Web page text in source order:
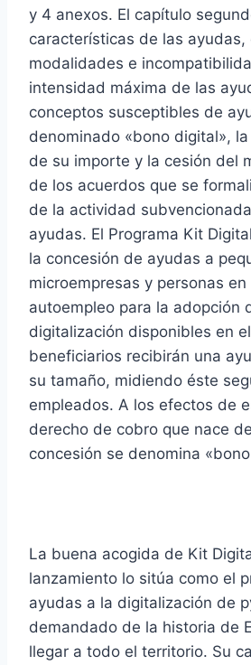
y 4 anexos. El capítulo
características de las ayudas,
modalidades e
intensidad máxima de las
conceptos susceptibles de
denominado «bono digital»,
de su importe y la cesión del
de los acuerdos que se
de la actividad
ayudas. El Programa Kit
la concesión de ayudas a
microempresas y personas
autoempleo para la adopción
digitalización disponibles en
beneficiarios recibirán una
su tamaño, midiendo éste
empleados. A los efectos de
derecho de cobro que nace
concesión se denomina
La buena acogida de Kit
lanzamiento lo sitúa como el
ayudas a la digitalización de
demandado de la historia de
llegar a todo el territorio. Su